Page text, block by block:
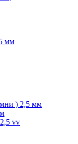
мм
) 2,5 мм
vv